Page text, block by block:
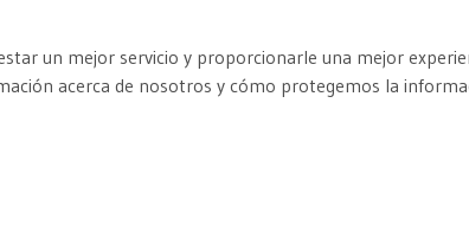
un mejor servicio y proporcionarle una mejor
acerca de nosotros y cómo protegemos la